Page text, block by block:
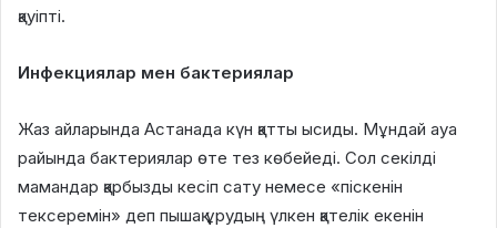
қауіпті.
Инфекциялар мен бактериялар
Жаз айларында Астанада күн қатты ысиды. Мұндай ауа
райында бактериялар өте тез көбейеді. Сол секілді
мамандар қарбызды кесіп сату немесе «піскенін
тексеремін» деп пышақ ұрудың үлкен қателік екенін